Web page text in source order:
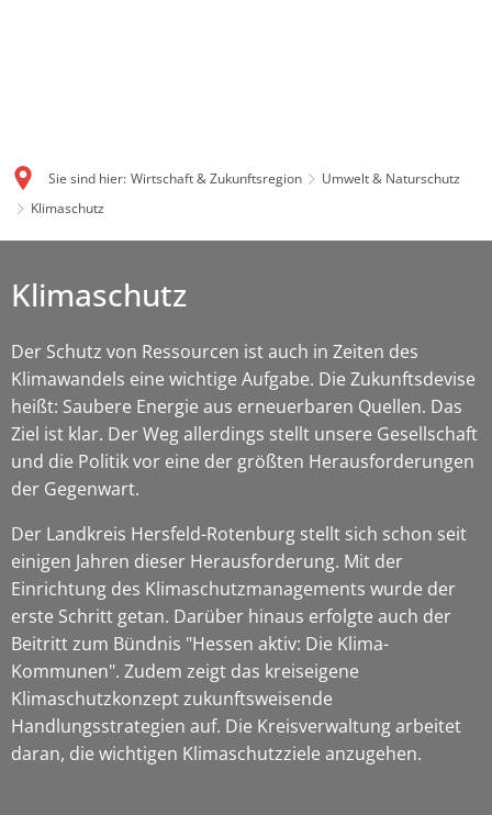
Sie sind hier: Wirtschaft & Zukunftsregion
Umwelt & Naturschutz
Klimaschutz
Klimaschutz
Der Schutz von Ressourcen ist auch in Zeiten des
Klimawandels eine wichtige Aufgabe. Die Zukunftsdevise
heißt: Saubere Energie aus erneuerbaren Quellen. Das
Ziel ist klar. Der Weg allerdings stellt unsere Gesellschaft
und die Politik vor eine der größten Herausforderungen
der Gegenwart.
Der Landkreis Hersfeld-Rotenburg stellt sich schon seit
einigen Jahren dieser Herausforderung. Mit der
Einrichtung des Klimaschutzmanagements wurde der
erste Schritt getan. Darüber hinaus erfolgte auch der
Beitritt zum Bündnis "Hessen aktiv: Die Klima-
Kommunen". Zudem zeigt das kreiseigene
Klimaschutzkonzept zukunftsweisende
Handlungsstrategien auf. Die Kreisverwaltung arbeitet
daran, die wichtigen Klimaschutzziele anzugehen.